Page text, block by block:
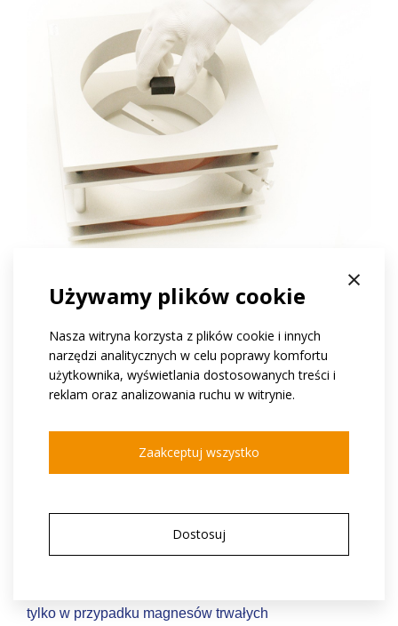
×
Używamy plików cookie
Nasza witryna korzysta z plików cookie i innych
narzędzi analitycznych w celu poprawy komfortu
użytkownika, wyświetlania dostosowanych treści i
reklam oraz analizowania ruchu w witrynie.
Zaakceptuj wszystko
Dostosuj
moment magnetyczny
Moment magnetyczny jest pierwotnie właściwością
cząstek elementarnych. Ponieważ namagnesowany
magnes jest uporządkowaną strukturą materiału,
moment dipolowy magnesu, który następnie mierzymy
za pomocą fluksometru oraz cewek Helmholtza. Dzięki
sposób ewentualne odchylenia, a przede wszystkim
tylko w przypadku magnesów trwałych